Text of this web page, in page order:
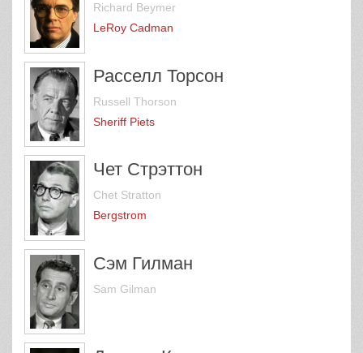
Richard Beymer
LeRoy Cadman
Расселл Торсон
Russell Thorson
Sheriff Piets
Чет Стрэттон
Chet Stratton
Bergstrom
Сэм Гилман
Sam Gilman